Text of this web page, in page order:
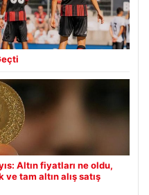
Altın fiyatları ne oldu,
ve tam altın alış satış